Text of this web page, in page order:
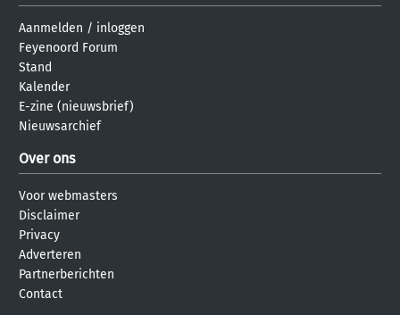
Aanmelden / inloggen
Feyenoord Forum
Stand
Kalender
E-zine (nieuwsbrief)
Nieuwsarchief
Over ons
Voor webmasters
Disclaimer
Privacy
Adverteren
Partnerberichten
Contact